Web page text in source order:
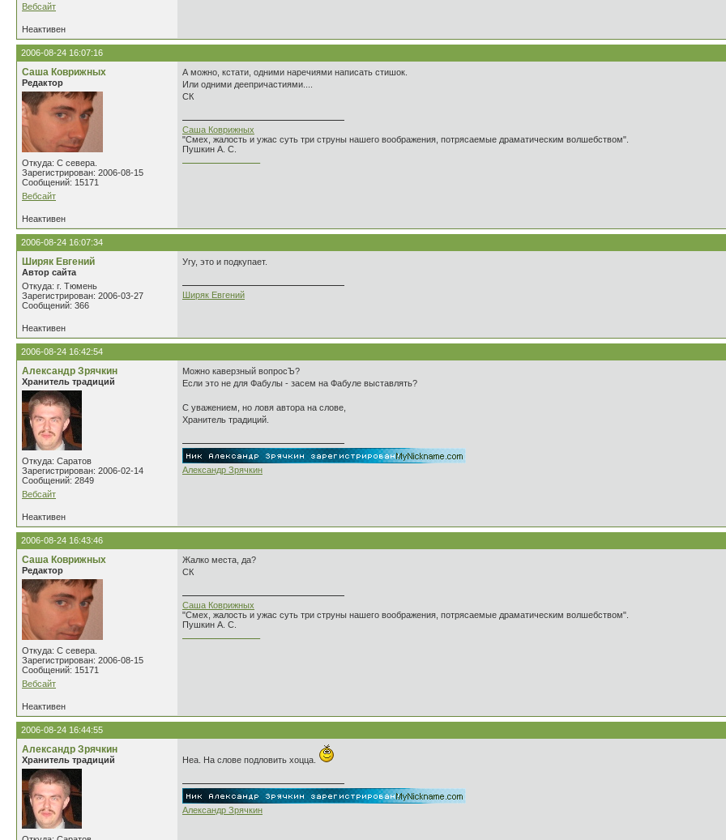
Вебсайт
Неактивен
2006-08-24 16:07:16
Саша Коврижных
Редактор
Откуда: С севера.
Зарегистрирован: 2006-08-15
Сообщений: 15171
Вебсайт
А можно, кстати, одними наречиями написать стишок.
Или одними деепричастиями....
СК
Саша Коврижных
"Смех, жалость и ужас суть три струны нашего воображения, потрясаемые драматическим волшебством".
Пушкин А. С.
Неактивен
2006-08-24 16:07:34
Ширяк Евгений
Автор сайта
Откуда: г. Тюмень
Зарегистрирован: 2006-03-27
Сообщений: 366
Угу, это и подкупает.
Ширяк Евгений
Неактивен
2006-08-24 16:42:54
Александр Зрячкин
Хранитель традиций
Откуда: Саратов
Зарегистрирован: 2006-02-14
Сообщений: 2849
Вебсайт
Можно каверзный вопросЪ?
Если это не для Фабулы - засем на Фабуле выставлять?
С уважением, но ловя автора на слове,
Хранитель традиций.
Александр Зрячкин
Неактивен
2006-08-24 16:43:46
Саша Коврижных
Редактор
Откуда: С севера.
Зарегистрирован: 2006-08-15
Сообщений: 15171
Вебсайт
Жалко места, да?
СК
Саша Коврижных
"Смех, жалость и ужас суть три струны нашего воображения, потрясаемые драматическим волшебством".
Пушкин А. С.
Неактивен
2006-08-24 16:44:55
Александр Зрячкин
Хранитель традиций Неа. На слове подловить хоцца.
Александр Зрячкин